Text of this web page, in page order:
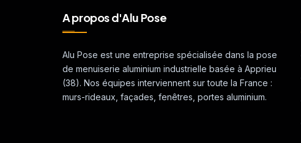
A propos d'Alu Pose
Alu Pose est une entreprise spécialisée dans la pose
de menuiserie aluminium industrielle basée à Apprieu
(38). Nos équipes interviennent sur toute la France :
murs-rideaux, façades, fenêtres, portes aluminium.